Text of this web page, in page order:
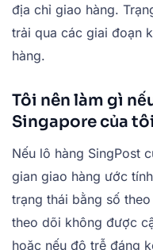
địa chỉ giao hàng.
trải qua các giai đoạn
hàng.
Tôi nên làm gì
Singapore của
Nếu lô hàng SingPost
gian giao hàng ước
trạng thái bằng số
theo dõi không được
hoặc nếu độ trễ đáng